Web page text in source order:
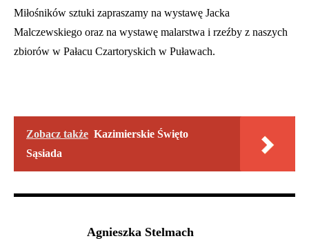
Miłośników sztuki zapraszamy na wystawę Jacka
Malczewskiego oraz na wystawę malarstwa i rzeźby z naszych
zbiorów w Pałacu Czartoryskich w Puławach.
Zobacz także Kazimierskie Święto
Sąsiada
Agnieszka Stelmach